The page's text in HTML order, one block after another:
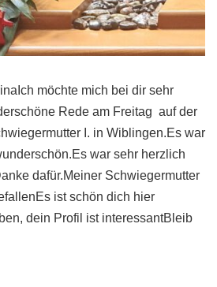
möchte mich bei dir sehr
Rede am Freitag auf der
I. in Wiblingen.Es war
war sehr herzlich
dafür.Meiner Schwiegermutter
ist schön dich hier
dein Profil ist interessantBleib